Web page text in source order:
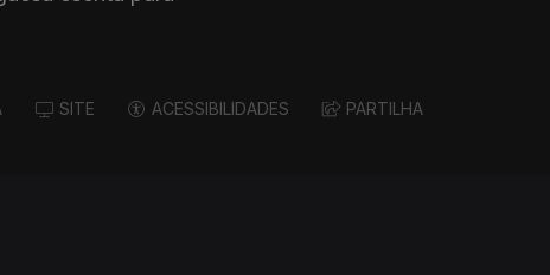
SITE ACESSIBILIDADES PARTILHA